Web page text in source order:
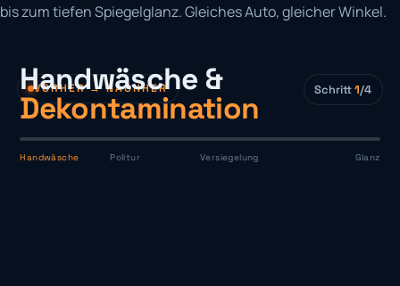
bis zum tiefen Spiegelglanz. Gleiches Auto, gleicher Winkel.
VORHER → NACHHER Schritt1/4
Handwäsche &
Dekontamination
Handwäsche Politur Versiegelung Glanz